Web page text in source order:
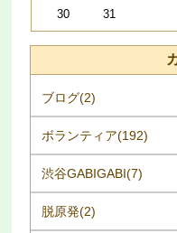
30
31
ブログ(2)
ボランティア(192)
渋谷GABIGABI(7)
脱原発(2)